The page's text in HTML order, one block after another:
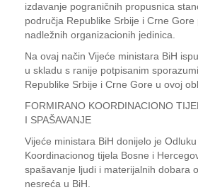
izdavanje pograničnih propusnica
područja Republike Srbije i Crne
nadležnih organizacionih jedinica.
Na ovaj način Vijeće ministara BiH
u skladu s ranije potpisanim
Republike Srbije i Crne Gore u ovoj
FORMIRANO KOORDINACIONO
I SPAŠAVANJE
Vijeće ministara BiH donijelo je
Koordinacionog tijela Bosne i
spašavanje ljudi i materijalnih dobara
nesreća u BiH.